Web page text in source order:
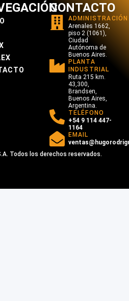
CONTACTO
ADMINISTRACIÓN
Arenales 1662,
piso 2 (1061),
Ciudad
Autónoma de
Buenos Aires.
PLANTA
INDUSTRIAL
Ruta 215 km.
43,300,
Brandsen,
Buenos Aires,
Argentina.
TELÉFONO
+54 9 114 447-
1164
EMAIL
Todos los derechos reservados.